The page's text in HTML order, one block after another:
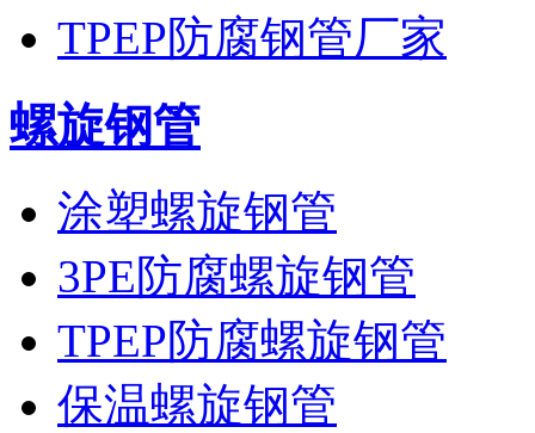
TPEP防腐钢管厂家
螺旋钢管
涂塑螺旋钢管
3PE防腐螺旋钢管
TPEP防腐螺旋钢管
保温螺旋钢管